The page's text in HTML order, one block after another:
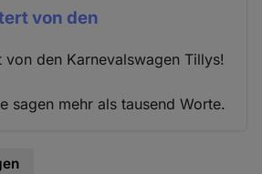
von den
von den Karnevalswagen Tillys!
sagen mehr als tausend Worte.